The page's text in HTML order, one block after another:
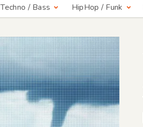
Techno / Bass HipHop / Funk